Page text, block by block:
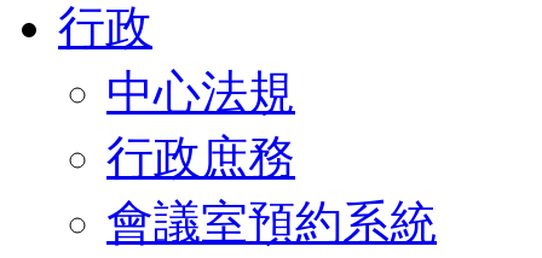
行政
中心法規
行政庶務
會議室預約系統